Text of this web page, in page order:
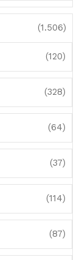
(1.506)
(120)
(328)
(64)
(37)
(114)
(87)